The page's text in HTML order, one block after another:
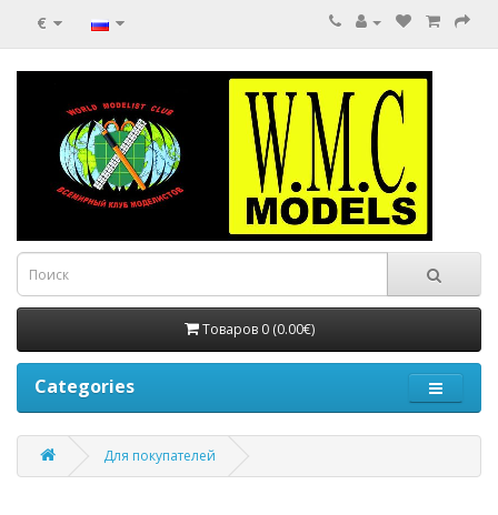
€
Товаров 0 (0.00€)
Categories
Для покупателей